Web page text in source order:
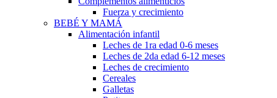
Fuerza y crecimiento
BEBÉ Y MAMÁ
Alimentación infantil
Leches de 1ra edad 0-6 meses
Leches de 2da edad 6-12 meses
Leches de crecimiento
Cereales
Galletas